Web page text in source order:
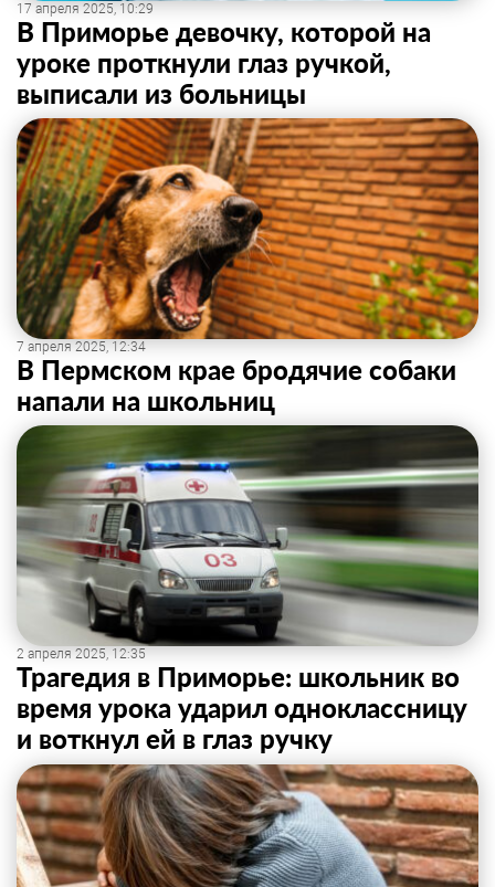
17 апреля 2025, 10:29
В Приморье девочку, которой на
уроке проткнули глаз ручкой,
выписали из больницы
7 апреля 2025, 12:34
В Пермском крае бродячие собаки
напали на школьниц
2 апреля 2025, 12:35
Трагедия в Приморье: школьник во
время урока ударил одноклассницу
и воткнул ей в глаз ручку